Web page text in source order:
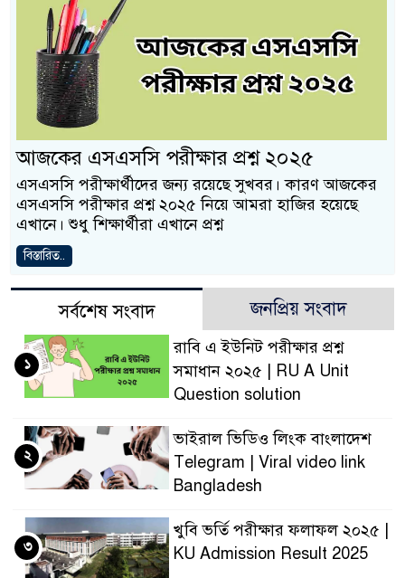
আজকের এসএসসি পরীক্ষার প্রশ্ন ২০২৫
এসএসসি পরীক্ষার্থীদের জন্য রয়েছে সুখবর। কারণ আজকের
এসএসসি পরীক্ষার প্রশ্ন ২০২৫ নিয়ে আমরা হাজির হয়েছে
এখানে। শুধু শিক্ষার্থীরা এখানে প্রশ্ন
বিস্তারিত..
সর্বশেষ সংবাদ জনপ্রিয় সংবাদ
রাবি এ ইউনিট পরীক্ষার প্রশ্ন
সমাধান ২০২৫ | RU A Unit
Question solution
১
ভাইরাল ভিডিও লিংক বাংলাদেশ
Telegram | Viral video link
Bangladesh
২
খুবি ভর্তি পরীক্ষার ফলাফল ২০২৫ |
KU Admission Result 2025
৩